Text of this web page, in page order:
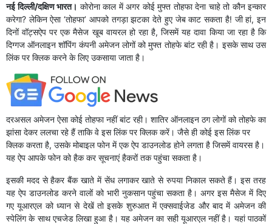
नई दिल्ली/दक्षिण भारत। कोरोना काल में अगर कोई मुफ्त तोहफा देना चाहे तो कौन इन्कार
करेगा? लेकिन ऐसा ‘तोहफा’ आपको तगड़ा झटका देते हुए जेब काट सकता है! जी हां, इन
दिनों वॉट्सऐप पर एक मैसेज खूब वायरल हो रहा है, जिसमें यह दावा किया जा रहा है कि
दिग्गज ऑनलाइन शॉपिंग कंपनी अमेजन लोगों को मुफ्त तोहफे बांट रही है। इसके साथ उस
​लिंक पर क्लिक करने के लिए उकसाया जाता है।
दरअसल अमेजन ऐसा कोई तोहफा नहीं बांट रही। शातिर ​ऑनलाइन ठग लोगों को तोहफे का
झांसा देकर ललचा रहे हैं ताकि वे इस लिंक पर क्लिक करें। जैसे ही कोई इस लिंक पर
क्लिक करता है, उसके मोबाइल फोन में एक ऐप डाउनलोड होने लगता है जिसमें वायरस है।
यह ऐप आपके फोन को हैक कर सूचनाएं हैकरों तक पहुंचा सकता है।
इसकी मदद से हैकर बैंक खाते में सेंध लगाकर खाते से रुपया निकाल सकते हैं। इस तरह
यह ऐप डाउनलोड करने वालों को भारी नुकसान पहुंचा सकता है। अगर इस मैसेज में दिए
गए यूआरएल को ध्यान से देखें तो इसके शुरुआत में एक्सवाईजेड और बाद में अमेजन की
स्पेलिंग के साथ एचजेड लिखा हुआ है। यह अमेजन का सही यूआरएल नहीं है। यहां पाठकों